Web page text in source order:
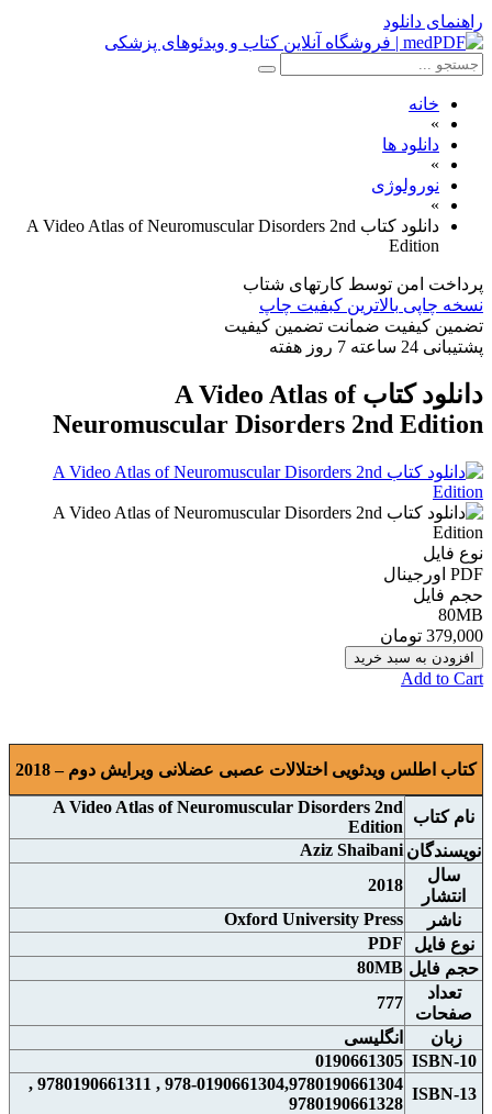
راهنمای دانلود
خانه
»
دانلود ها
»
نورولوژی
»
دانلود كتاب A Video Atlas of Neuromuscular Disorders 2nd
Edition
پرداخت امن توسط کارتهای شتاب
نسخه چاپی بالاترین کبفیت چاپ
تضمین کیفیت ضمانت تضمین کیفیت
پشتیبانی 24 ساعته 7 روز هفته
دانلود كتاب A Video Atlas of
Neuromuscular Disorders 2nd Edition
نوع فایل
PDF اورجينال
حجم فایل
80MB
379,000 تومان
افزودن به سبد خرید
Add to Cart
کتاب اطلس ویدئویی اختلالات عصبی عضلانی ويرايش دوم – 2018
نام کتاب
A Video Atlas of Neuromuscular Disorders 2nd
Edition
نويسندگان Aziz Shaibani
سال
انتشار
2018
ناشر
Oxford University Press
نوع فايل
PDF
حجم فايل 80MB
تعداد
صفحات
777
زبان
انگلیسی
ISBN-10
0190661305
ISBN-13
978-0190661304,9780190661304 , 9780190661311 ,
9780190661328